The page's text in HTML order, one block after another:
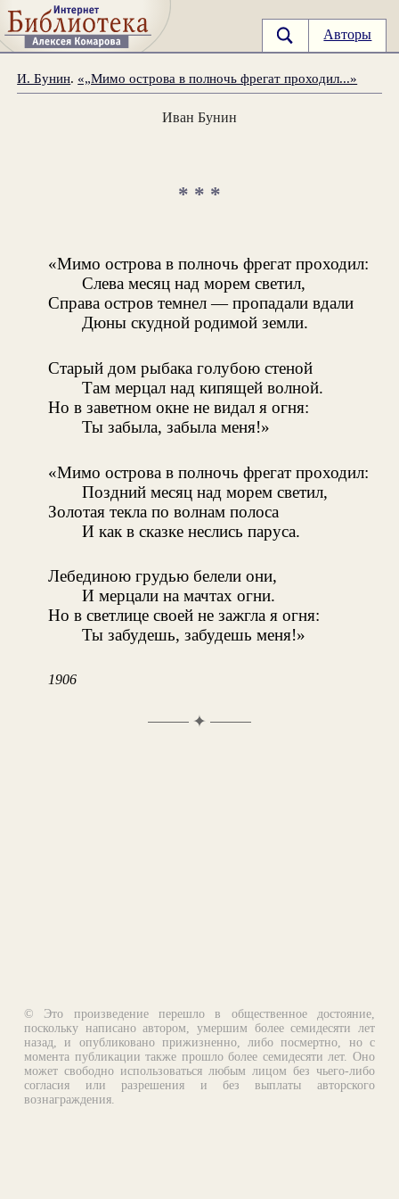
Авторы
И. Бунин. «„Мимо острова в полночь фрегат проходил...»
Иван Бунин
* * *
«Мимо острова в полночь фрегат проходил:
Слева месяц над морем светил,
Справа остров темнел — пропадали вдали
Дюны скудной родимой земли.
Старый дом рыбака голубою стеной
Там мерцал над кипящей волной.
Но в заветном окне не видал я огня:
Ты забыла, забыла меня!»
«Мимо острова в полночь фрегат проходил:
Поздний месяц над морем светил,
Золотая текла по волнам полоса
И как в сказке неслись паруса.
Лебединою грудью белели они,
И мерцали на мачтах огни.
Но в светлице своей не зажгла я огня:
Ты забудешь, забудешь меня!»
1906
✦
© Это произведение перешло в общественное достояние,
поскольку написано автором, умершим более семидесяти лет
назад, и опубликовано прижизненно, либо посмертно, но с
момента публикации также прошло более семидесяти лет. Оно
может свободно использоваться любым лицом без чьего-либо
согласия или разрешения и без выплаты авторского
вознаграждения.